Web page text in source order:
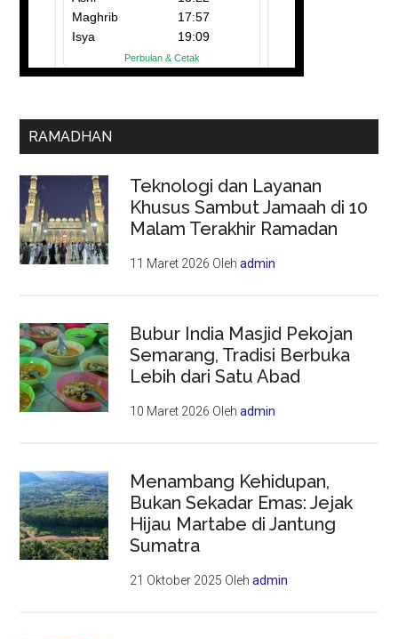
RAMADHAN
Teknologi dan Layanan
Khusus Sambut Jamaah di 10
Malam Terakhir Ramadan
11 Maret 2026 Olehadmin
Bubur India Masjid Pekojan
Semarang, Tradisi Berbuka
Lebih dari Satu Abad
10 Maret 2026 Olehadmin
Menambang Kehidupan,
Bukan Sekadar Emas: Jejak
Hijau Martabe di Jantung
Sumatra
21 Oktober 2025 Olehadmin